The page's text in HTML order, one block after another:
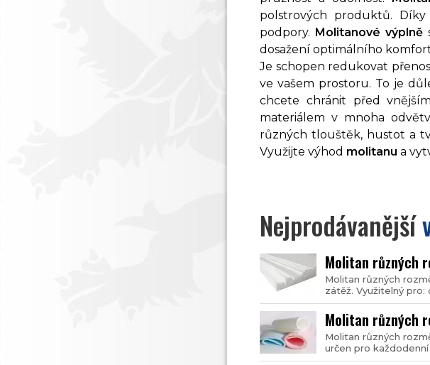
polstrových produktů.
podpory. Molitanové výplně
dosažení optimálního
Je schopen redukovat
ve vašem prostoru. To je
chcete chránit před
materiálem v mnoha
různých tlouštěk, hustot a
Využijte výhod molitanu a
Nejprodávanější
Molitan různých
Molitan různých
zátěž. Využitelný pro:
Molitan různých
Molitan různých
určen pro každodenní